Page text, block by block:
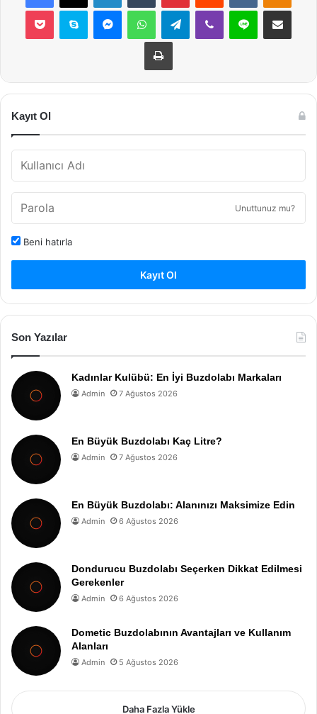
Pocket Skype MessengerWhatsAppTelegramViber Line E-Posta ile
Yazdır
Kayıt Ol
Unuttunuz mu?
Beni hatırla
Kayıt Ol
Son Yazılar
Kadınlar Kulübü: En İyi Buzdolabı Markaları
Admin 7 Ağustos 2026
En Büyük Buzdolabı Kaç Litre?
Admin 7 Ağustos 2026
En Büyük Buzdolabı: Alanınızı Maksimize Edin
Admin 6 Ağustos 2026
Dondurucu Buzdolabı Seçerken Dikkat Edilmesi
Gerekenler
Admin 6 Ağustos 2026
Dometic Buzdolabının Avantajları ve Kullanım
Alanları
Admin 5 Ağustos 2026
Daha Fazla Yükle